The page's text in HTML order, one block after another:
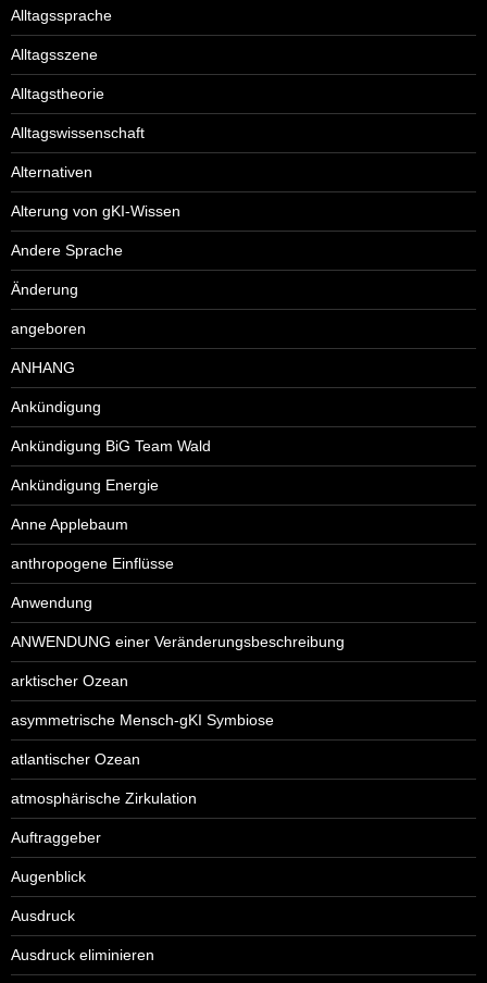
Alltagssprache
Alltagsszene
Alltagstheorie
Alltagswissenschaft
Alternativen
Alterung von gKI-Wissen
Andere Sprache
Änderung
angeboren
ANHANG
Ankündigung
Ankündigung BiG Team Wald
Ankündigung Energie
Anne Applebaum
anthropogene Einflüsse
Anwendung
ANWENDUNG einer Veränderungsbeschreibung
arktischer Ozean
asymmetrische Mensch-gKI Symbiose
atlantischer Ozean
atmosphärische Zirkulation
Auftraggeber
Augenblick
Ausdruck
Ausdruck eliminieren